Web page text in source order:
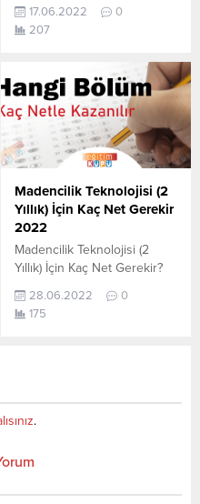
sorusunun cevabını
aşağıdan öğrenebilirsiniz. Bu
sınavında en son yerleşen
öğrencilerin yapmış olduğu
netlerdir. YÖKATLAS YKS-
TYT Net Sihirbazı, YKS-TYT
Net Sihirbazı. Sayfamızdaki
verilerin tamamı
YÖK tarafından yayınlanmış
olan en son güncel netlerdir.
YÖKATLAS-YÖK...
17.06.2022
0
207
Madencilik Teknolojisi (2
Yıllık) İçin Kaç Net Gerekir
2022
Madencilik Teknolojisi (2
Yıllık) İçin Kaç Net Gerekir?
Teknolojisi (2 Yıllık) için kaç
net yapmam gerekir
Net Sihirbazı. Sayfamızdaki
28.06.2022
0
175
.